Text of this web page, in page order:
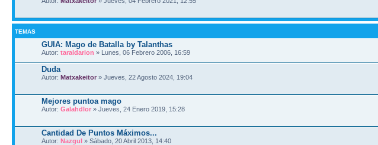
TEMAS
GUIA: Mago de Batalla by Talanthas
Autor: taraldarion » Lunes, 06 Febrero 2006, 16:59
Duda
Autor: Matxakeitor » Jueves, 22 Agosto 2024, 19:04
Mejores puntoa mago
Autor: Galahdlor » Jueves, 24 Enero 2019, 15:28
Cantidad De Puntos Máximos...
Autor: Nazgul » Sábado, 20 Abril 2013, 14:40